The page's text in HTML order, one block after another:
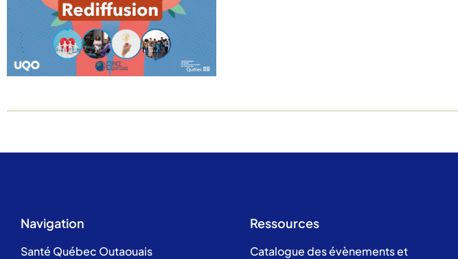
Navigation
Santé Québec Outaouais
Ressources
Catalogue des évènements et